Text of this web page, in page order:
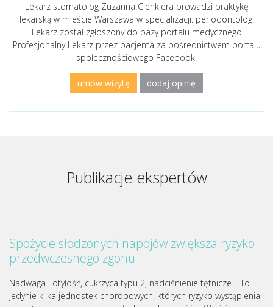
Lekarz stomatolog Zuzanna Cienkiera prowadzi praktykę
lekarską w mieście Warszawa w specjalizacji: periodontolog.
Lekarz został zgłoszony do bazy portalu medycznego
Profesjonalny Lekarz przez pacjenta za pośrednictwem portalu
społecznościowego Facebook.
umów wizytę dodaj opinię
Publikacje ekspertów
Spożycie słodzonych napojów zwiększa ryzyko
przedwczesnego zgonu
Nadwaga i otyłość, cukrzyca typu 2, nadciśnienie tętnicze… To
jedynie kilka jednostek chorobowych, których ryzyko wystąpienia